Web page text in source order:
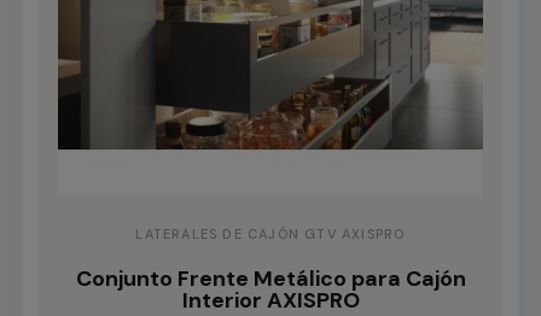
LATERALES DE CAJÓN GTV AXISPRO
Conjunto Frente Metálico para Cajón
Interior AXISPRO